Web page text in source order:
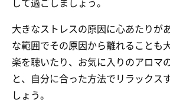
大きなストレスの原因に心あたりが
な範囲でその原因から離れることも
楽を聴いたり、お気に入りのアロマ
と、自分に合った方法でリラックス
しょう。